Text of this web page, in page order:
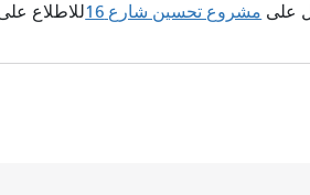
للاطلاع مشروع تحسين شارع 16 على